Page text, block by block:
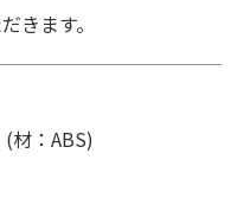
きます。
材：ABS)